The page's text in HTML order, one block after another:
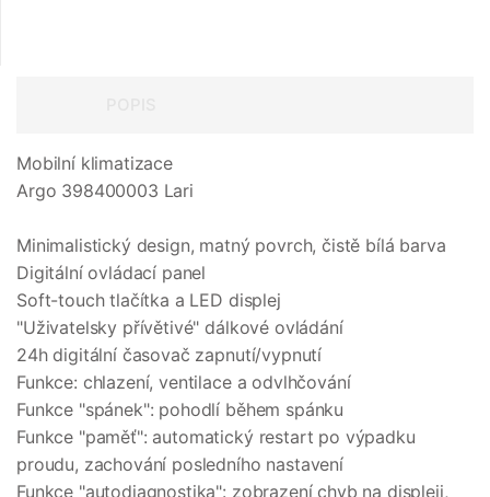
Mobilní klimatizace
Argo 398400003 Lari
Minimalistický design, matný povrch, čistě bílá barva
Digitální ovládací panel
Soft-touch tlačítka a LED displej
"Uživatelsky přívětivé" dálkové ovládání
24h digitální časovač zapnutí/vypnutí
Funkce: chlazení, ventilace a odvlhčování
Funkce "spánek": pohodlí během spánku
Funkce "paměť": automatický restart po výpadku
proudu, zachování posledního nastavení
Funkce "autodiagnostika": zobrazení chyb na displeji,